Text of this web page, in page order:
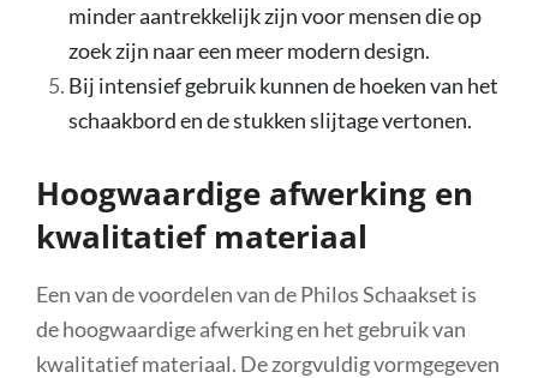
minder aantrekkelijk zijn voor mensen die op
zoek zijn naar een meer modern design.
Bij intensief gebruik kunnen de hoeken van het
schaakbord en de stukken slijtage vertonen.
Hoogwaardige afwerking en
kwalitatief materiaal
Een van de voordelen van de Philos Schaakset is
de hoogwaardige afwerking en het gebruik van
kwalitatief materiaal. De zorgvuldig vormgegeven